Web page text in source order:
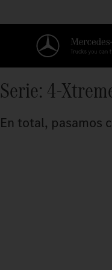
Serie: 4-
En total, pasamos